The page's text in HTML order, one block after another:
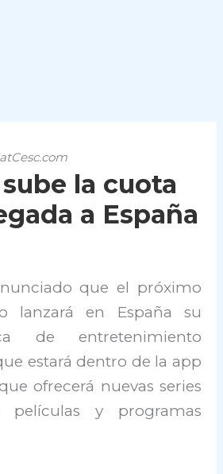
la cuota
a España
que el próximo
lanzará en España su
de entretenimiento
estará dentro de la app
ofrecerá nuevas series
películas y programas